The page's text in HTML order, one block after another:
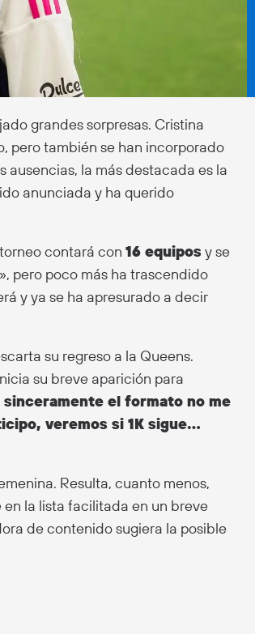
grandes sorpresas. Cristina
pero también se han incorporado
ausencias, la más destacada es la
anunciada y ha querido
contará con 16 equipos y se
pero poco más ha trascendido
y ya se ha apresurado a decir
su regreso a la Queens.
su breve aparición para
el formato no me
veremos si 1K sigue…
Resulta, cuanto menos,
la lista facilitada en un breve
de contenido sugiera la posible